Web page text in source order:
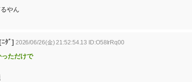
やん
ﾀﾞ] 2026/06/26(金) 21:52:54.13 ID:O58lrRq00
ただけで